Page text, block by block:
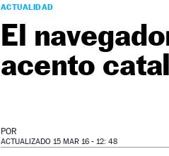
ACTUALIDAD
El
acento
POR
ACTUALIZADO 15 MAR 16 - 12: 48